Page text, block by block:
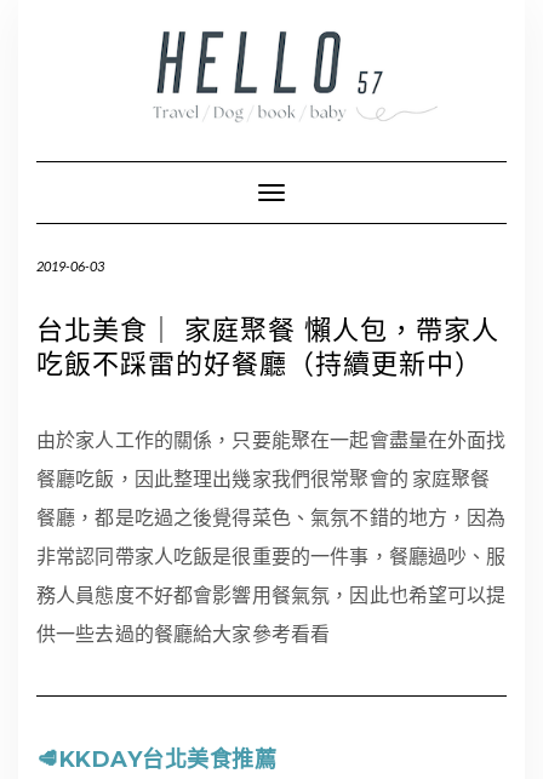
Toggle Navigation
2019-06-03
台北美食｜ 家庭聚餐 懶人包，帶家人
吃飯不踩雷的好餐廳（持續更新中）
由於家人工作的關係，只要能聚在一起會盡量在外面找
餐廳吃飯，因此整理出幾家我們很常聚會的 家庭聚餐
餐廳，都是吃過之後覺得菜色、氣氛不錯的地方，因為
非常認同帶家人吃飯是很重要的一件事，餐廳過吵、服
務人員態度不好都會影響用餐氣氛，因此也希望可以提
供一些去過的餐廳給大家參考看看
🥩KKDAY台北美食推薦